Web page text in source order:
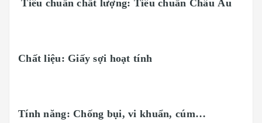
Tiêu chuẩn chất lượng: Tiêu chuẩn Châu Âu
Chất liệu: Giấy sợi hoạt tính
Tính năng: Chống bụi, vi khuẩn, cúm…